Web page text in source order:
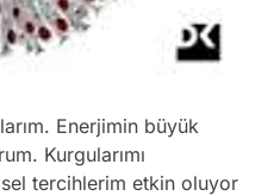
Enerjimin büyük
Kurgularımı
tercihlerim etkin oluyor